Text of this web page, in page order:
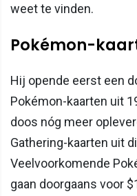
weet te vinden.
Pokémon-
Hij opende eerst een
Pokémon-kaarten uit
doos nóg meer
Gathering-kaarten uit
Veelvoorkomende
gaan doorgaans voor